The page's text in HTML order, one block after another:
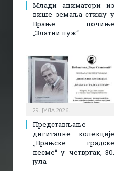
Млади аниматори из
више земаља стижу у
Врање – почиње
„Златни пуж“
29. ЈУЛА 2026.
Представљање
дигиталне колекције
,,Врањске градске
песме“ у четвртак, 30.
јула